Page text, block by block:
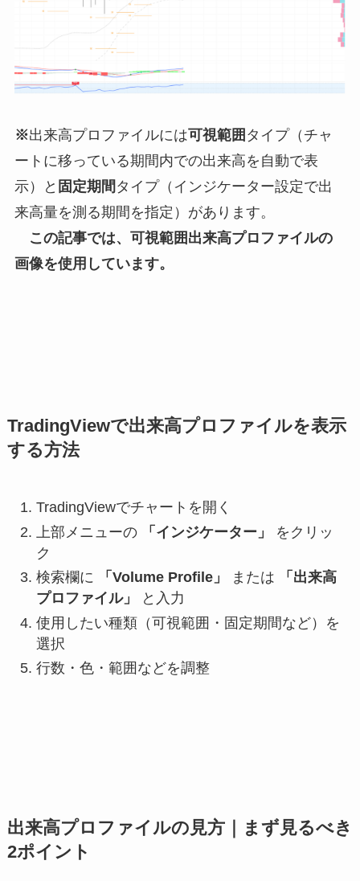
※出来高プロファイルには可視範囲 タイプ（チャ
ートに移っている期間内での出来高を自動で表
示）と 固定期間 タイプ（インジケーター設定で出
来高量を測る期間を指定）があります。
この記事では、可視範囲出来高プロファイルの
画像を使用しています。
TradingViewで出来高プロファイルを表示
する方法
TradingViewでチャートを開く
上部メニューの
「インジケーター」
をクリッ
ク
検索欄に
「Volume Profile」 または
「出来高
プロファイル」
と入力
使用したい種類（可視範囲・固定期間など）を
選択
行数・色・範囲などを調整
出来高プロファイルの見方｜まず見るべき
2ポイント